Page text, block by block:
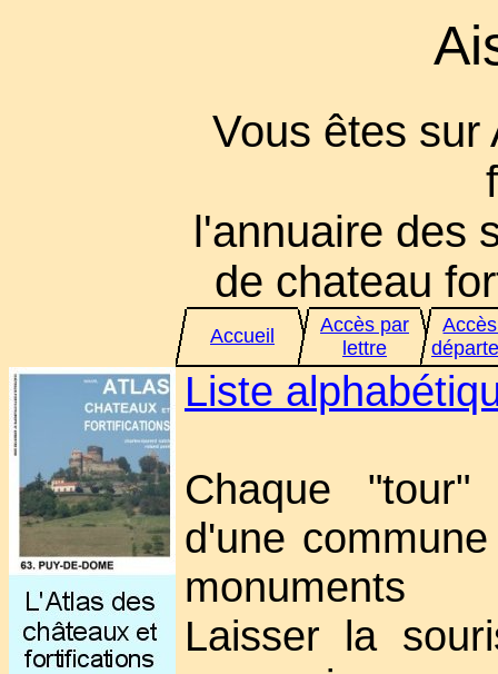
Vous êtes sur
l'annuaire des
de chateau
Accueil
Accès par
lettre
Liste
Chaque
d'une
monuments
Laisser la